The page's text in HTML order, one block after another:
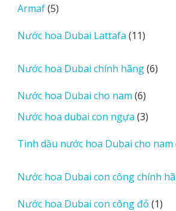
Armaf 55
phẩm
Nước hoa Dubai Lattafa 1111
phẩm
Nước hoa Dubai chính hãng 66
Nước hoa Dubai cho nam 66
sản
phẩm
Nước hoa dubai con ngựa 33
phẩm
Tinh dầu nước hoa Dubai cho nam
Nước hoa Dubai con công chính
Nước hoa Dubai con công đỏ 11